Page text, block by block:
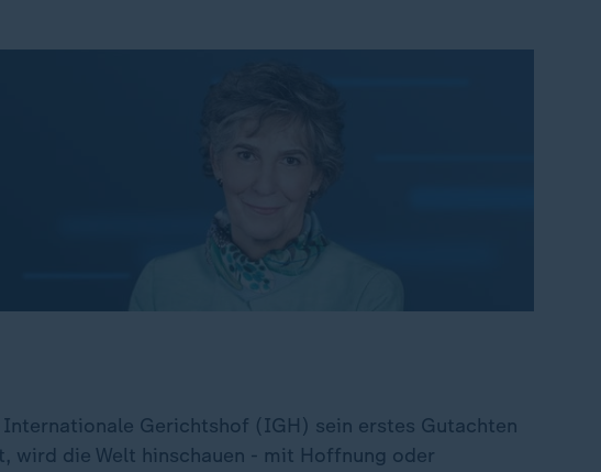
Gerichtshof (IGH) sein erstes Gutachten
wird die Welt hinschauen - mit Hoffnung oder